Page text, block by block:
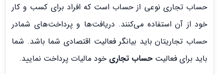
حساب تجاری نوعی از حساب است که افراد برای کسب و کار
خود از آن استفاده می‌کنند. دریافت‌ها و پرداخت‌های شمادر
حساب تجاریتان باید بیانگر فعالیت اقتصادی شما باشد. شما
باید برای فعالیت حساب تجاری خود مالیات پرداخت نمایید.